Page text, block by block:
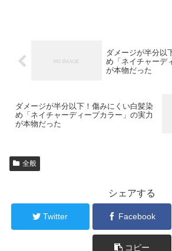
ダメージが半分以
め「ネイチャーデ
が本物だった
ダメージが半分以下！傷みにくい白髪染
め「ネイチャーディープカラー」の実力
が本物だった
全般
シェアする
Twitter Facebook
コピー